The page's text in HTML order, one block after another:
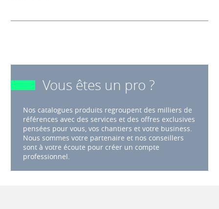
Vous êtes un pro ?
Nos catalogues produits regroupent des milliers de
références avec des services et des offres exclusives
pensées pour vous, vos chantiers et votre business.
Nous sommes votre partenaire et nos conseillers
sont à votre écoute pour créer un compte
professionnel.